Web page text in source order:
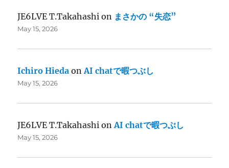
JE6LVE T.Takahashi on まさかの “失恋”
May 15, 2026
Ichiro Hieda onAI chatで暇つぶし
May 15, 2026
JE6LVE T.Takahashi onAI chatで暇つぶし
May 15, 2026